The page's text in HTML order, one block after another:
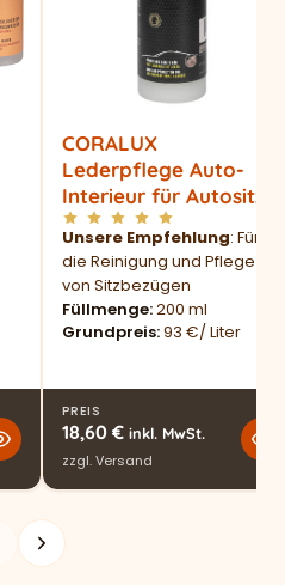
CORALUX
Lederpflege Auto-
Interieur für Autositze
Unsere Empfehlung: Für
die Reinigung und Pflege
von Sitzbezügen
Füllmenge 200 ml
Grundpreis 93 €/ Liter
PREIS
18,60 € inkl. MwSt.
zzgl.Versand